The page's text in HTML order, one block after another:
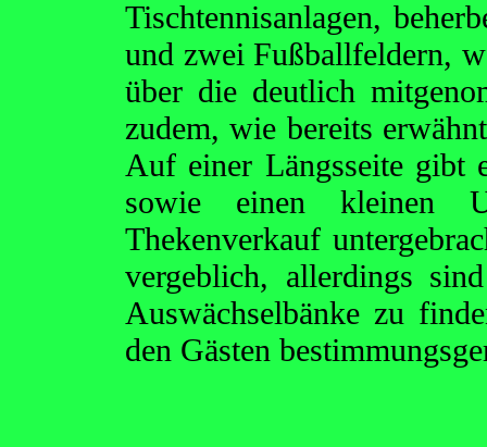
Tischtennisanlagen,
und zwei Fußballfeldern,
über die deutlich
zudem, wie bereits
Auf einer Längsseite gibt
sowie einen kleinen
Thekenverkauf
vergeblich, allerdings
Auswächselbänke zu
den Gästen